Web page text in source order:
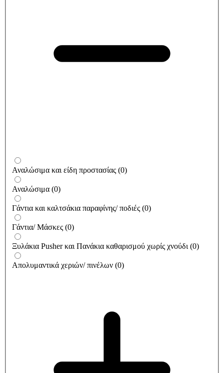
Αναλώσιμα και είδη προστασίας (0)
Αναλώσιμα (0)
Γάντια και καλτσάκια παραφίνης/ ποδιές (0)
Γάντια/ Μάσκες (0)
Ξυλάκια Pusher και Πανάκια καθαρισμού χωρίς χνούδι (0)
Απολυμαντικά χεριών/ πινέλων (0)